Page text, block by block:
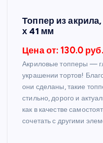
Топпер из
х 41 мм
Цена от: 130.0 руб.
Акриловые топперы —
украшении тортов!
они сделаны, такие
стильно, дорого и
как в качестве
сочетать с другими